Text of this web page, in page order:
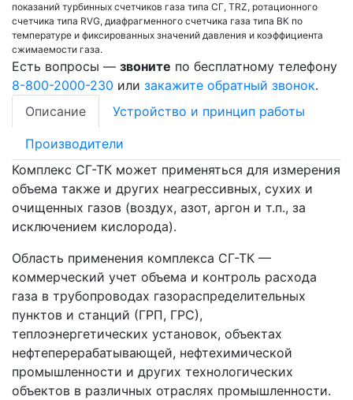
показаний турбинных счетчиков газа типа СГ, TRZ, ротационного
счетчика типа RVG, диафрагменного счетчика газа типа ВК по
температуре и фиксированных значений давления и коэффициента
сжимаемости газа.
Есть вопросы — звоните по бесплатному телефону
8-800-2000-230 или закажите обратный звонок.
Описание
Устройство и принцип работы
Производители
Комплекс СГ-ТК может применяться для измерения
объема также и других неагрессивных, сухих и
очищенных газов (воздух, азот, аргон и т.п., за
исключением кислорода).
Область применения комплекса СГ-ТК —
коммерческий учет объема и контроль расхода
газа в трубопроводах газораспределительных
пунктов и станций (ГРП, ГРС),
теплоэнергетических установок, объектах
нефтеперерабатывающей, нефтехимической
промышленности и других технологических
объектов в различных отраслях промышленности.